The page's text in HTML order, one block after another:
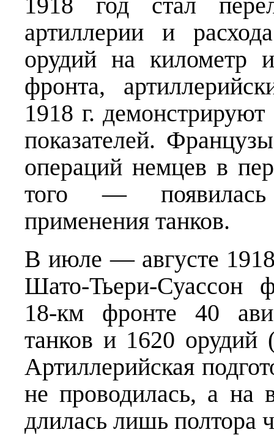
артиллерии и
орудий на километр
фронта,
1918 г.
показателей.
операций немцев в
того — появилась
применения танков.
В июле — августе 1918
Шато-Тьери-Суассон
18-км фронте 40
танков и 1620
Артиллерийская
не проводилась, а на
длилась лишь полтора